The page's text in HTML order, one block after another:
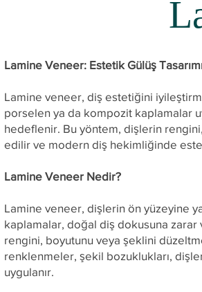
Lamine Veneer: Estetik Gülüş
Lamine veneer, diş estetiğini
porselen ya da kompozit kaplamalar
hedeflenir. Bu yöntem, dişlerin
edilir ve modern diş hekimliğinde
Lamine Veneer Nedir?
Lamine veneer, dişlerin ön yüzeyine
kaplamalar, doğal diş dokusuna
rengini, boyutunu veya şeklini
renklenmeler, şekil bozuklukları,
uygulanır.